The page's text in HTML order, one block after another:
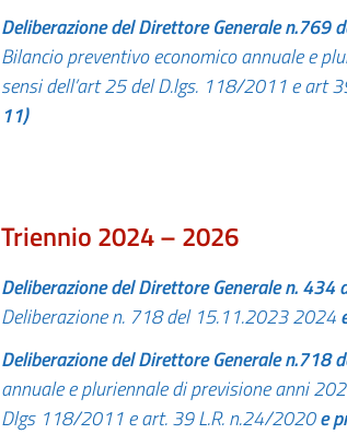
Deliberazionedel Direttore Generale
Bilancio preventivo economico annuale e
sensi dell’art 25 del D.lgs. 118/2011 e art
11)
Triennio 2024 – 2026
Deliberazionedel Direttore Generale n.
Deliberazione n. 718 del 15.11.2023 2024
Deliberazione del Direttore Generale
annuale e pluriennale di previsione anni
Dlgs 118/2011 e art. 39 L.R. n.24/2020e